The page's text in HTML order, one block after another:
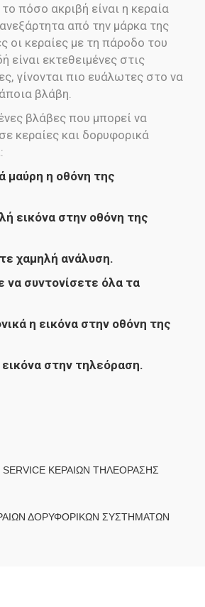
πόσο ακριβή είναι η κεραία
από την μάρκα της
οι κεραίες με τη πάροδο του
είναι εκτεθειμένες στις
γίνονται πιο ευάλωτες στο να
βλάβη.
βλάβες που μπορεί να
κεραίες και δορυφορικά
μαύρη η οθόνη της
εικόνα στην οθόνη της
χαμηλή ανάλυση.
να συντονίσετε όλα τα
η εικόνα στην οθόνη της
στην τηλεόραση.